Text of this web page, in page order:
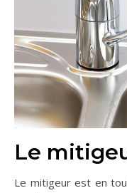
Le
Le mitigeur est en